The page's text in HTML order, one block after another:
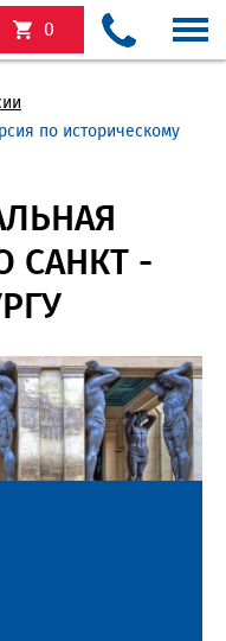
0
по историческому
САНКТ -